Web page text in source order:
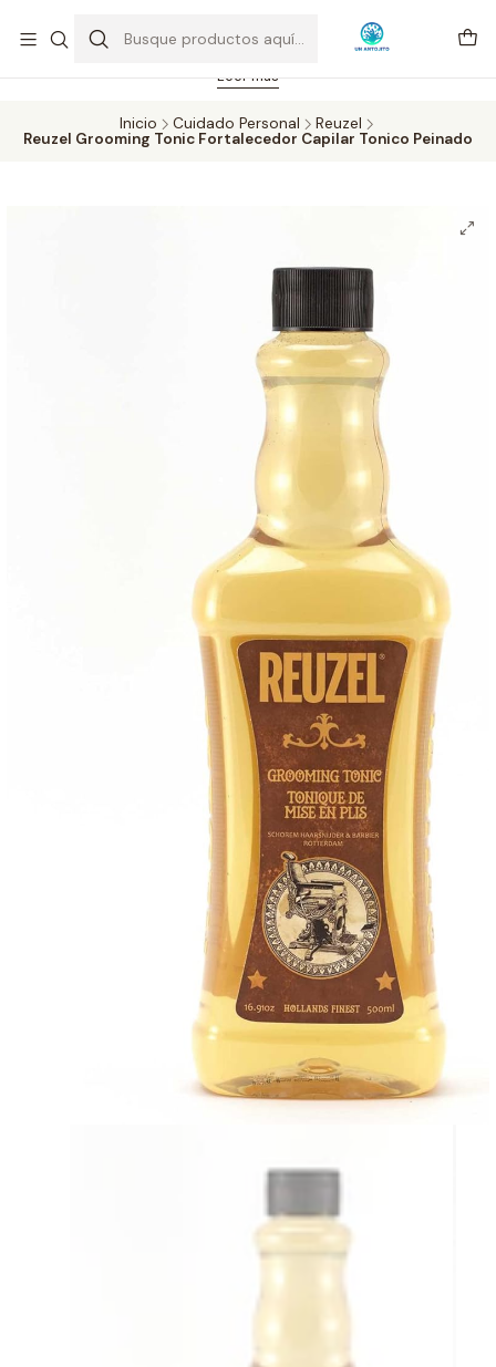
Feriado 21-05-2026 atención hasta las 14 hrs. Envío GRATIS mismo
día solo área Metropolitana Santiago por compras desde CLP 39.900.
Pedidos hasta 16 hrs., sábados y domingos hasta 14 hrs.
Leer más
Inicio Cuidado Personal
Reuzel
Reuzel Grooming Tonic Fortalecedor Capilar Tonico Peinado